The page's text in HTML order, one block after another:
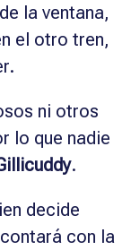
la ventana,
el otro tren,
ni otros
lo que nadie
.
decide
con la